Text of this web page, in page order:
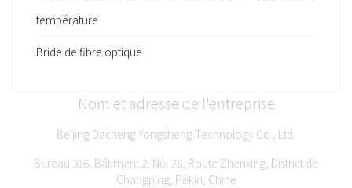
température
Bride de fibre optique
Nom et adresse de l'entreprise
Beijing Dacheng Yongsheng Technology Co., Ltd.
Bureau 316, Bâtiment 2, No. 28, Route Zhenxing, District de
Changping, Pékin, Chine